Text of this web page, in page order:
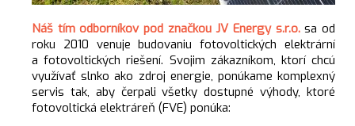
Náš tím odborníkov pod značkou JV Energy s.r.o.sa od
roku 2010 venuje budovaniu fotovoltických elektrární
a fotovoltických riešení. Svojim zákazníkom, ktorí chcú
využívať slnko ako zdroj energie, ponúkame komplexný
servis tak, aby čerpali všetky dostupné výhody, ktoré
fotovoltická elektráreň (FVE) ponúka: